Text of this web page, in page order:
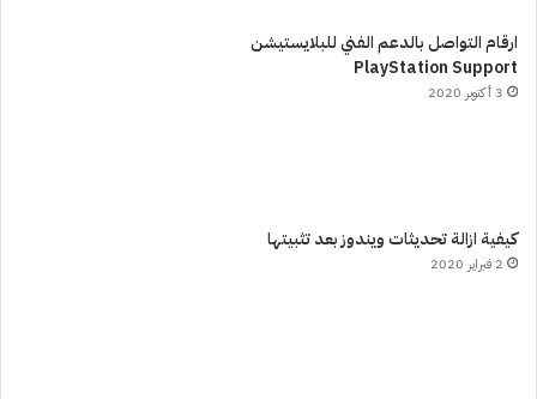
ارقام التواصل بالدعم الفني للبلايستيشن
PlayStation Support
3 أكتوبر 2020
كيفية ازالة تحديثات ويندوز بعد تثبيتها
2 فبراير 2020